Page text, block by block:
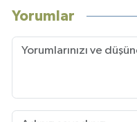
Yorumlar